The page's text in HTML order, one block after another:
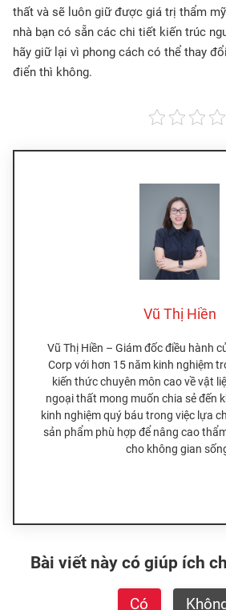
thất và sẽ luôn giữ được giá trị thẩm
nhà bạn có sẵn các chi tiết kiến trúc
hãy giữ lại vì phong cách có thể thay
điển thì không.
Vũ Thị Hiền
Vũ Thị Hiền – Giám đốc điều hành
Corp với hơn 15 năm kinh nghiệm
kiến thức chuyên môn cao về vật
ngoại thất mong muốn chia sẻ đến
kinh nghiệm quý báu trong việc lựa
sản phẩm phù hợp để nâng cao
cho không gian
Bài viết này có giúp ích
Có